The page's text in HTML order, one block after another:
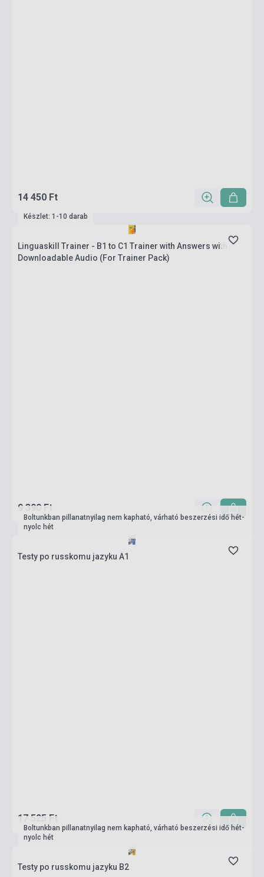
14 450 Ft
Készlet: 1-10 darab
Linguaskill Trainer - B1 to C1 Trainer with Answers with
Downloadable Audio (For Trainer Pack)
9 390 Ft
Boltunkban pillanatnyilag nem kapható, várható beszerzési idő hét-
nyolc hét
Testy po russkomu jazyku A1
17 525 Ft
Boltunkban pillanatnyilag nem kapható, várható beszerzési idő hét-
nyolc hét
Testy po russkomu jazyku B2